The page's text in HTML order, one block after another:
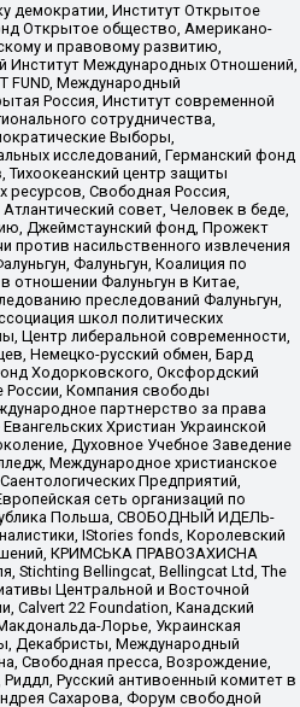
демократии, Институт Открытое
Открытое общество, Американо-
и правовому развитию,
Институт Международных Отношений,
FUND, Международный
Россия, Институт современной
сотрудничества,
Выборы,
исследований, Германский фонд
центр защиты
Свободная Россия,
совет, Человек в беде,
Джеймстаунский фонд, Прожект
против насильственного извлечения
Фалуньгун, Коалиция по
отношении Фалуньгун в Китае,
преследований Фалуньгун,
школ политических
Центр либеральной современности,
Немецко-русский обмен, Бард
Ходорковского, Оксфордский
Компания свободы
партнерство за права
Христиан Украинской
Духовное Учебное Заведение
Международное христианское
Предприятий,
сеть организаций по
Польша, СВОБОДНЫЙ ИДЕЛЬ-
IStories fonds, Королевский
КРИМСЬКА ПРАВОЗАХИСНА
Stichting Bellingcat, Bellingcat Ltd, The
Центральной и Восточной
22 Foundation, Канадский
Лорье, Украинская
Декабристы, Международный
Свободная пресса, Возрождение,
Русский антивоенный комитет в
Сахарова, Форум свободной